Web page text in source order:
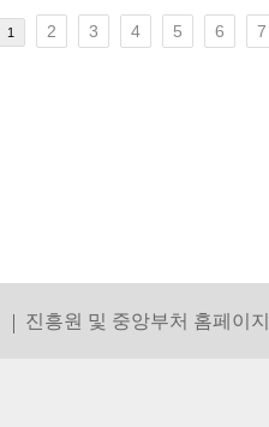
1 2 3 4 5 6 7
진흥원 및 중앙부처 홈페이지